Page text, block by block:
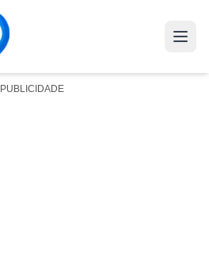
PUBLICIDADE